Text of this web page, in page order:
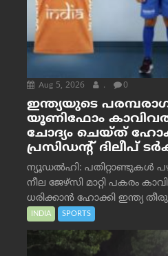
Aug 5, 2026 . 0
ഇന്ത്യയുടെ
യൂണിഫോം
ചോദ്യം ചെയ്ത്
പ്രസിഡന്റ് ദിലീപ്
ന്യൂഡൽഹി: പതിറ്റാണ്ടുകൾ
നീല ജേഴ്‌സി മാറ്റി പകരം
ധരിക്കാൻ ഹോക്കി ഇന്ത്യ
INDIA SPORTS